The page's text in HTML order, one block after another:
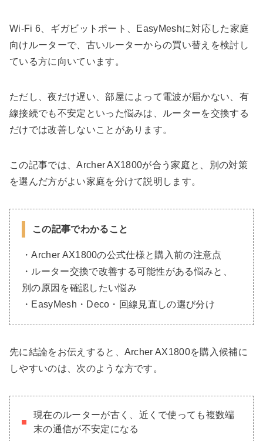
Wi-Fi 6、ギガビットポート、EasyMeshに対応した家庭
向けルーターで、古いルーターからの買い替えを検討し
ている方に向いています。
ただし、夜だけ遅い、部屋によって電波が届かない、有
線接続でも不安定といった悩みは、ルーターを交換する
だけでは改善しないことがあります。
この記事では、Archer AX1800が合う家庭と、別の対策
を選んだ方がよい家庭を分けて説明します。
この記事でわかること
・Archer AX1800の公式仕様と購入前の注意点
・ルーター交換で改善する可能性がある悩みと、
別の原因を確認したい悩み
・EasyMesh・Deco・回線見直しの選び分け
先に結論をお伝えすると、Archer AX1800を購入候補に
しやすいのは、次のような方です。
現在のルーターが古く、近くで使っても複数端
末の通信が不安定になる